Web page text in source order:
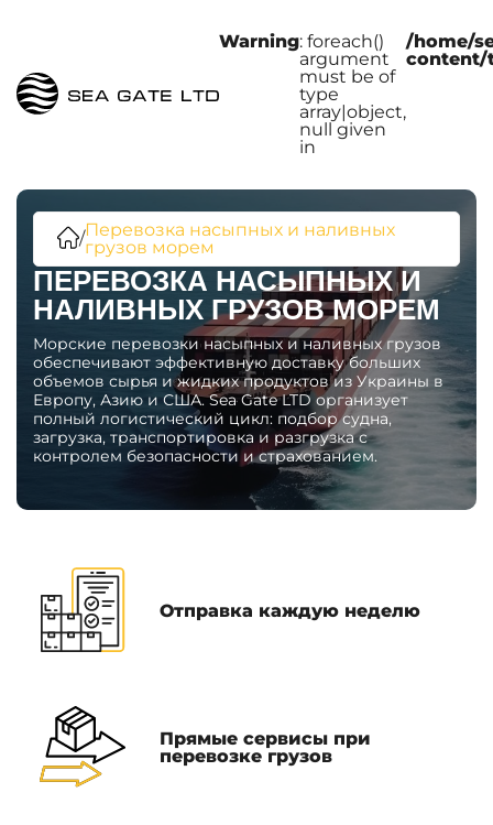
Warning: foreach()
argument
must be of
type
array|object,
null given
in
/home/
content/
/Перевозка насыпных и наливных
грузов морем
ПЕРЕВОЗКА НАСЫПНЫХ И
НАЛИВНЫХ ГРУЗОВ МОРЕМ
Морские перевозки насыпных и наливных грузов
обеспечивают эффективную доставку больших
объемов сырья и жидких продуктов из Украины в
Европу, Азию и США. Sea Gate LTD организует
полный логистический цикл: подбор судна,
загрузка, транспортировка и разгрузка с
контролем безопасности и страхованием.
Отправка каждую неделю
Прямые сервисы при
перевозке грузов